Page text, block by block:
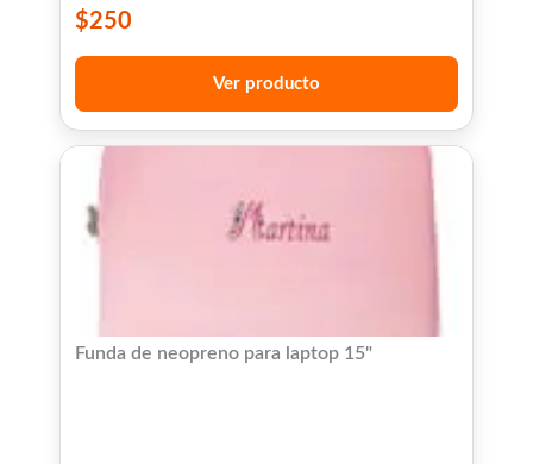
$250
Ver producto
Funda de neopreno para laptop 15"